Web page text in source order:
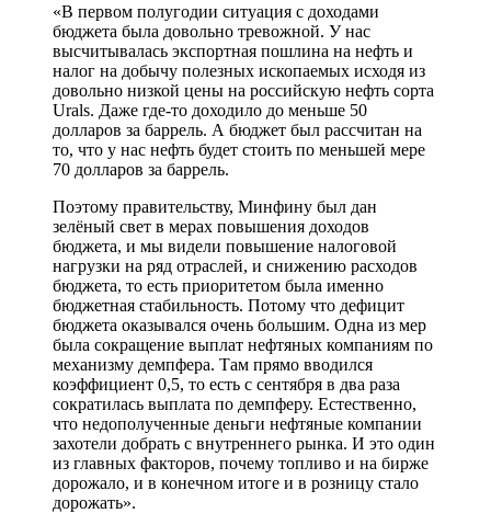
«В первом полугодии ситуация с доходами
бюджета была довольно тревожной. У нас
высчитывалась экспортная пошлина на нефть и
налог на добычу полезных ископаемых исходя из
довольно низкой цены на российскую нефть сорта
Urals. Даже где-то доходило до меньше 50
долларов за баррель. А бюджет был рассчитан на
то, что у нас нефть будет стоить по меньшей мере
70 долларов за баррель.
Поэтому правительству, Минфину был дан
зелёный свет в мерах повышения доходов
бюджета, и мы видели повышение налоговой
нагрузки на ряд отраслей, и снижению расходов
бюджета, то есть приоритетом была именно
бюджетная стабильность. Потому что дефицит
бюджета оказывался очень большим. Одна из мер
была сокращение выплат нефтяных компаниям по
механизму демпфера. Там прямо вводился
коэффициент 0,5, то есть с сентября в два раза
сократилась выплата по демпферу. Естественно,
что недополученные деньги нефтяные компании
захотели добрать с внутреннего рынка. И это один
из главных факторов, почему топливо и на бирже
дорожало, и в конечном итоге и в розницу стало
дорожать».